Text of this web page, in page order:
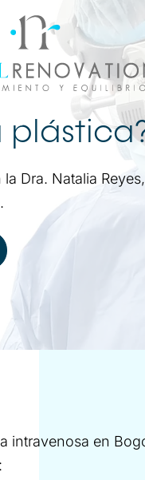
Dra. Natalia
intravenosa en